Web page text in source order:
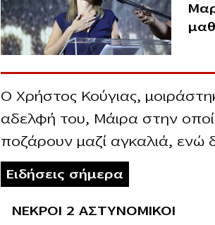
Ο Χρήστος Κούγιας,
αδελφή του, Μάιρα στην
ποζάρουν μαζί αγκαλιά, ενώ
Ειδήσεις σήμερα
ΝΕΚΡΟΙ 2 ΑΣΤΥΝΟΜΙΚΟΙ